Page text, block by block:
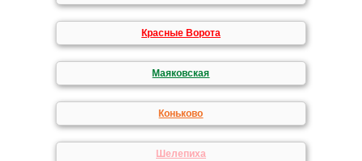
Красные Ворота
Маяковская
Коньково
Шелепиха